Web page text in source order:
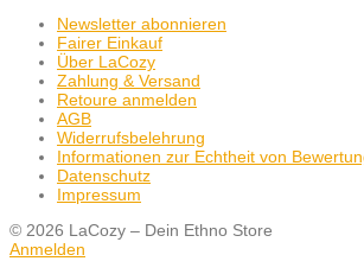
Newsletter abonnieren
Fairer Einkauf
Über LaCozy
Zahlung & Versand
Retoure anmelden
AGB
Widerrufsbelehrung
Informationen zur Echtheit von
Datenschutz
Impressum
© 2026 LaCozy – Dein Ethno Store
Anmelden